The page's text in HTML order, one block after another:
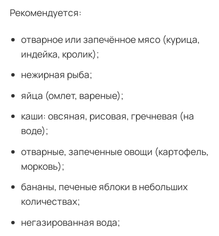
Рекомендуется:
отварное или запечённое мясо (курица,
индейка, кролик);
нежирная рыба;
яйца (омлет, вареные);
каши: овсяная, рисовая, гречневая (на
воде);
отварные, запеченные овощи (картофель,
морковь);
бананы, печеные яблоки в небольших
количествах;
негазированная вода;